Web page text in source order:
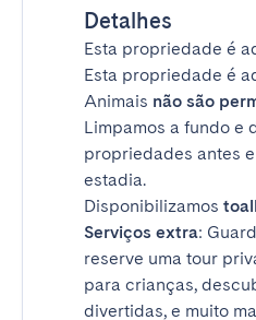
Detalhes
Esta propriedade é
Esta propriedade é
Animais não são
Limpamos a fundo e
propriedades antes
estadia.
Disponibilizamos
Serviços extra:
reserve uma tour
para crianças,
divertidas, e muito